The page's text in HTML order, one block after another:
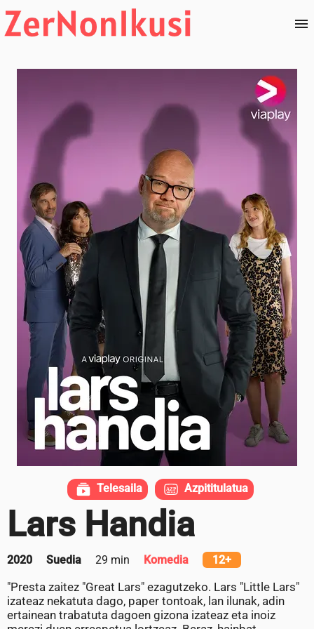
Lars Handia
2020 Suedia 29 min Komedia 12+
"Presta zaitez "Great Lars" ezagutzeko. Lars "Little Lars"
izateaz nekatuta dago, paper tontoak, lan ilunak, adin
ertainean trabatuta dagoen gizona izateaz eta inoiz
Telesaila Azpititulatua